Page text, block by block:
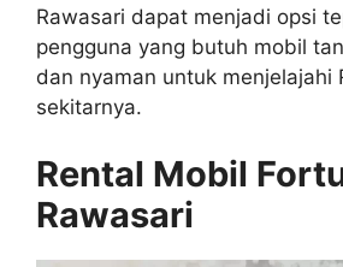
Rawasari dapat menjadi opsi
pengguna yang butuh mobil
dan nyaman untuk menjelajahi
sekitarnya.
Rental Mobil
Rawasari